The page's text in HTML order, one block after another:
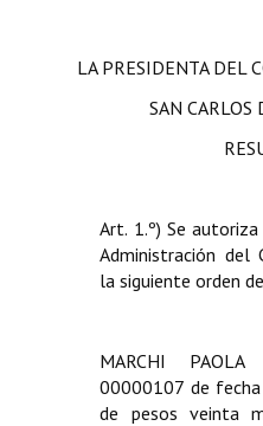
Antiguos Pobladores
Noticias Destacadas
Premio al Mérito - Registro
Mujeres que Dejaron
Periodistas Decanos - Registro
LA PRESIDENTA DEL
SAN CARLOS
Art. 1.º) Se
Administración del
la siguiente orden
MARCHI
00000107 de
de pesos